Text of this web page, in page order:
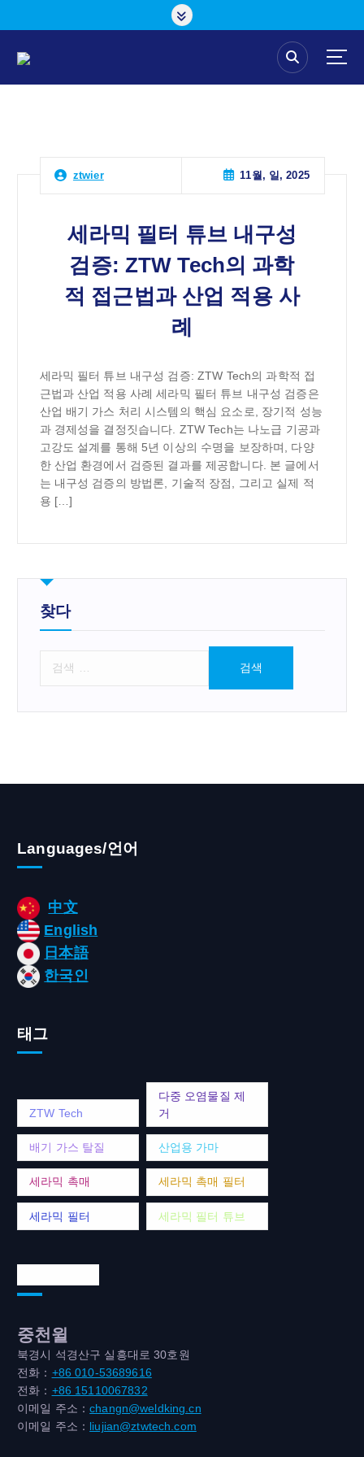
ztwier 11월, 일, 2025
세라믹 필터 튜브 내구성
검증: ZTW Tech의 과학
적 접근법과 산업 적용 사
례
세라믹 필터 튜브 내구성 검증: ZTW Tech의 과학적 접
근법과 산업 적용 사례 세라믹 필터 튜브 내구성 검증은
산업 배기 가스 처리 시스템의 핵심 요소로, 장기적 성능
과 경제성을 결정짓습니다. ZTW Tech는 나노급 기공과
고강도 설계를 통해 5년 이상의 수명을 보장하며, 다양
한 산업 환경에서 검증된 결과를 제공합니다. 본 글에서
는 내구성 검증의 방법론, 기술적 장점, 그리고 실제 적
용 […]
찾다
Languages/언어
中文
English
日本語
한국인
태그
ZTW Tech
다중 오염물질 제
거
배기 가스 탈질 산업용 가마
세라믹 촉매 세라믹 촉매 필터
세라믹 필터 세라믹 필터 튜브
중천윌
북경시 석경산구 실흥대로 30호원
전화： +86 010-53689616
전화： +86 15110067832
이메일 주소：changn@weldking.cn
이메일 주소： liujian@ztwtech.com